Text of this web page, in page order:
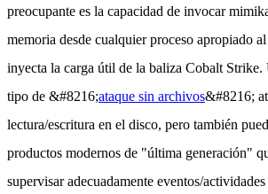
preocupante es la capacidad de invocar
memoria desde cualquier proceso apropiado
inyecta la carga útil de la baliza Cobalt Strike.
tipo de &#8216;ataque sin archivos&#8216;
lectura/escritura en el disco, pero también
productos modernos de "última generación"
supervisar adecuadamente eventos/